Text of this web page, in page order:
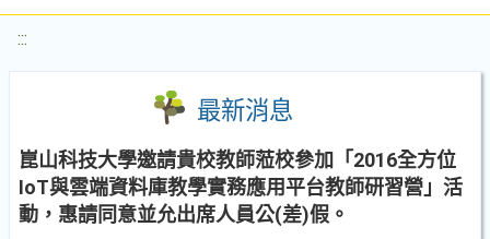
:::
最新消息
崑山科技大學邀請貴校教師蒞校參加「2016全方位
IoT與雲端資料庫教學實務應用平台教師研習營」活
動，惠請同意並允出席人員公(差)假。